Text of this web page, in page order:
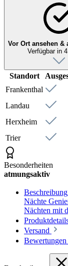
Vor Ort ansehen &
Verfügbar in
Standort
Frankenthal
Landau
Herxheim
Trier
Besonderheiten
atmungsaktiv
Beschreibung
Nächte
Nächten mit
Versand
Bewertungen